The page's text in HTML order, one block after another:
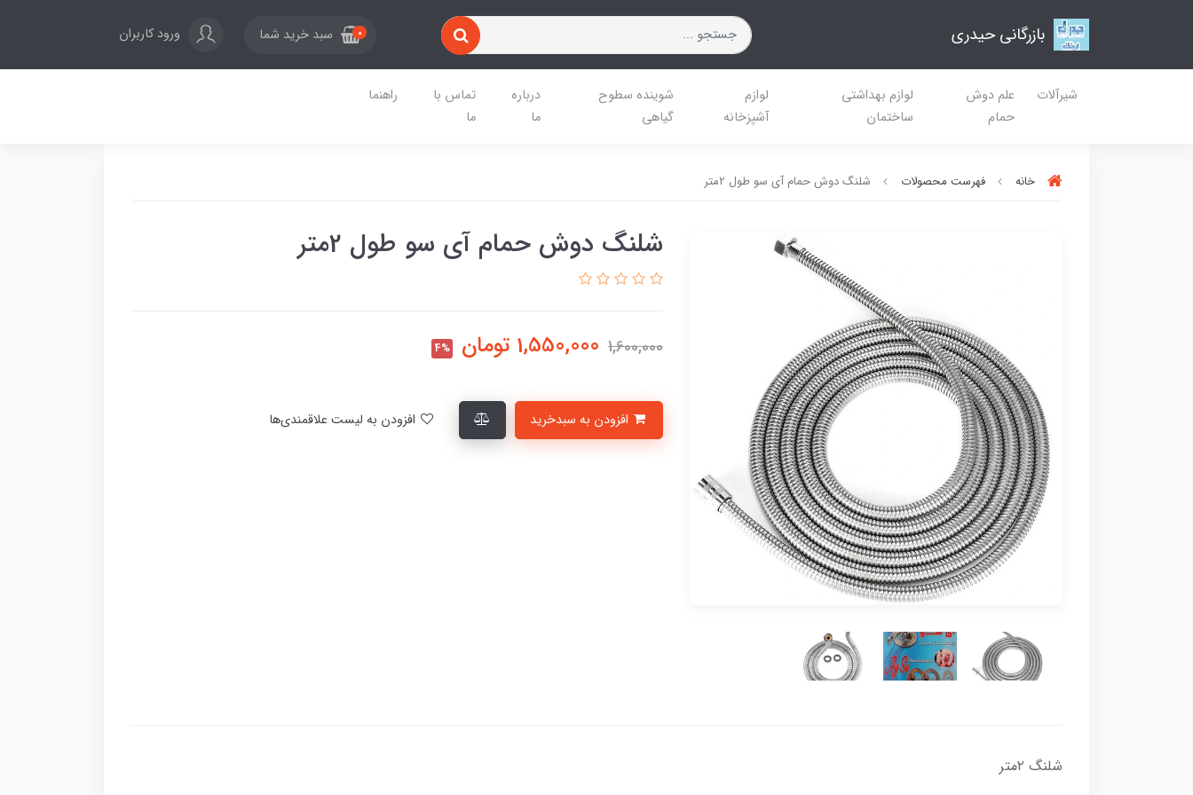
بازرگانی حیدری 0 سبد خرید شما ورود کاربران
شیرآلات
علم دوش
حمام
لوازم بهداشتی
ساختمان
لوازم
آشپزخانه
شوینده سطوح
گیاهی
درباره
ما
تماس با
ما
راهنما
خانه فهرست محصولات شلنگ دوش حمام آی سو طول 2متر
شلنگ دوش حمام آی سو طول 2متر
1,600,000
1,550,000 تومان 4%
شلنگ ۲متر